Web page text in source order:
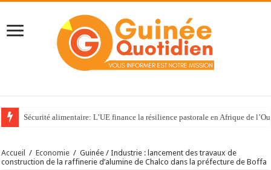
Sécurité alimentaire: L’UE finance la résilience pastorale en Afrique de
Accueil / Economie / Guinée / Industrie : lancement des travaux de
construction de la raffinerie d’alumine de Chalco dans la préfecture de Boffa